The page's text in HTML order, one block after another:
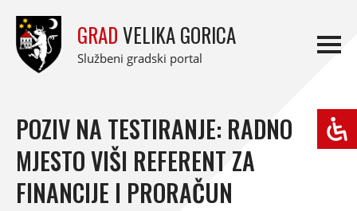
GRADVELIKA GORICA
Službeni gradski portal
POZIV NA TESTIRANJE: RADNO
MJESTO VIŠI REFERENT ZA
FINANCIJE I PRORAČUN